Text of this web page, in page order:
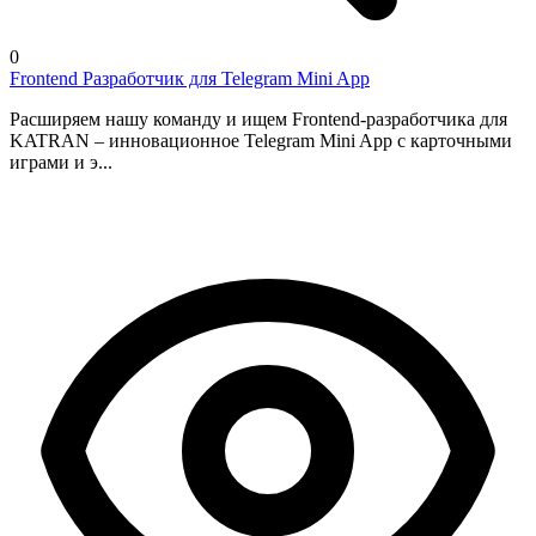
0
Frontend Разработчик для Telegram Mini App
Расширяем нашу команду и ищем Frontend-разработчика для
KATRAN – инновационное Telegram Mini App с карточными
играми и э...